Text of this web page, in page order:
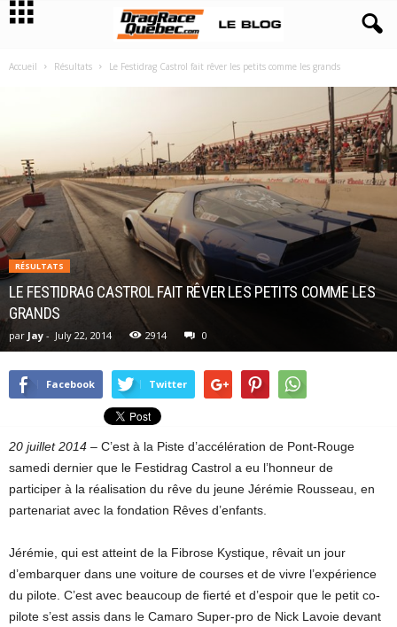
Accueil Résultats Le Festidrag Castrol fait rêver les petits comme les grands
RÉSULTATS
LE FESTIDRAG CASTROL FAIT RÊVER LES PETITS COMME LES
GRANDS
par Jay - July 22, 2014 2914 0
Facebook Twitter
20 juillet 2014 – C’est à la Piste d’accélération de Pont-Rouge
samedi dernier que le Festidrag Castrol a eu l’honneur de
participer à la réalisation du rêve du jeune Jérémie Rousseau, en
partenariat avec la fondation Rêves d’enfants.
Jérémie, qui est atteint de la Fibrose Kystique, rêvait un jour
d’embarquer dans une voiture de courses et de vivre l’expérience
du pilote. C’est avec beaucoup de fierté et d’espoir que le petit co-
pilote s’est assis dans le Camaro Super-pro de Nick Lavoie devant